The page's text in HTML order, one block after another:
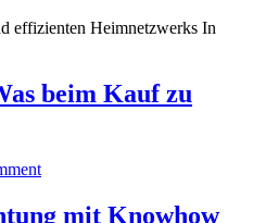
effizienten Heimnetzwerks In
beim Kauf zu
mit Knowhow